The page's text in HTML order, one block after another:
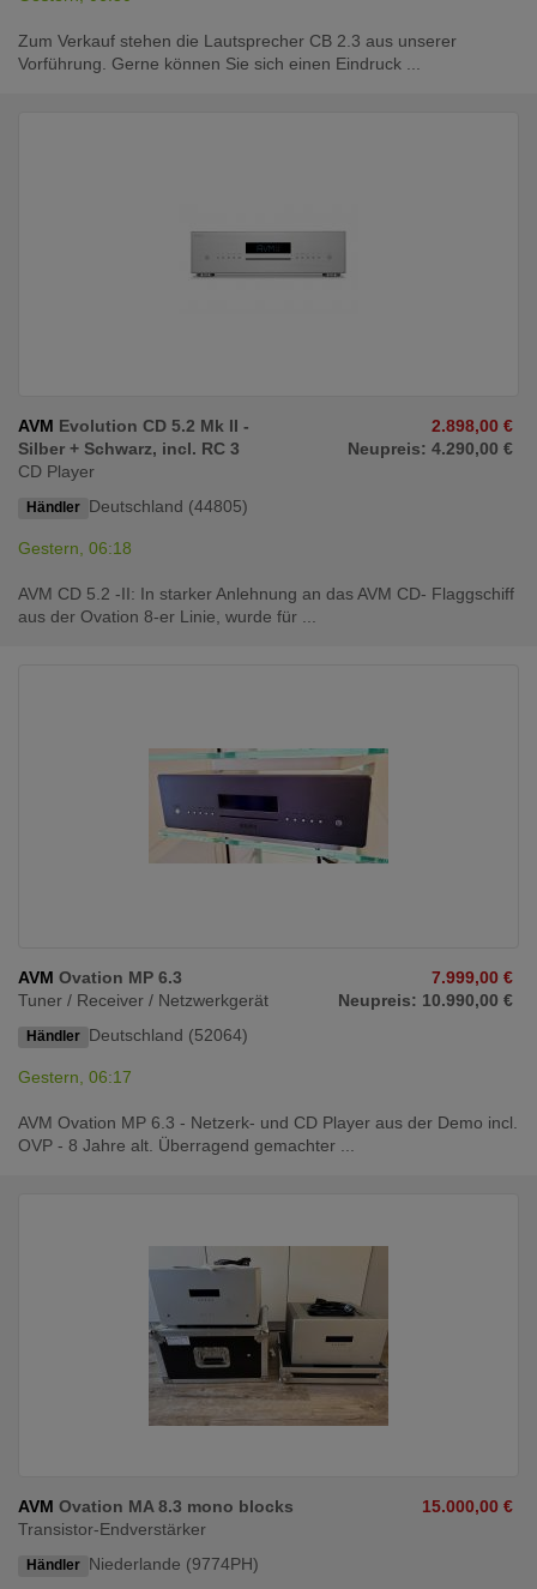
Zum Verkauf stehen die Lautsprecher CB 2.3 aus unserer
Vorführung. Gerne können Sie sich einen Eindruck ...
AVM Evolution CD 5.2 Mk II -
Silber + Schwarz, incl. RC 3
CD Player
Händler Deutschland (44805)
2.898,00 €
Neupreis: 4.290,00 €
Gestern, 06:18
AVM CD 5.2 -II: In starker Anlehnung an das AVM CD- Flaggschiff
aus der Ovation 8-er Linie, wurde für ...
AVM Ovation MP 6.3
Tuner / Receiver / Netzwerkgerät
Händler Deutschland (52064)
7.999,00 €
Neupreis: 10.990,00 €
Gestern, 06:17
AVM Ovation MP 6.3 - Netzerk- und CD Player aus der Demo incl.
OVP - 8 Jahre alt. Überragend gemachter ...
AVM Ovation MA 8.3 mono blocks
Transistor-Endverstärker
Händler Niederlande (9774PH)
15.000,00 €